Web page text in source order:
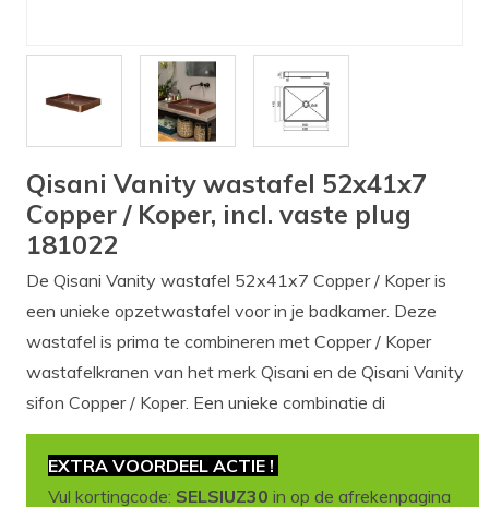
$$$ ACTIES $$$
Qisani Vanity wastafel 52x41x7
Copper / Koper, incl. vaste plug
181022
De Qisani Vanity wastafel 52x41x7 Copper / Koper is
een unieke opzetwastafel voor in je badkamer. Deze
wastafel is prima te combineren met Copper / Koper
wastafelkranen van het merk Qisani en de Qisani Vanity
sifon Copper / Koper. Een unieke combinatie di
EXTRA VOORDEEL ACTIE !
Vul kortingcode: SELSIUZ30 in op de afrekenpagina